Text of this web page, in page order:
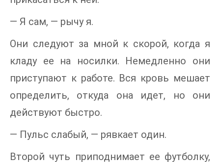
— Я сам, — рычу я.
Они следуют за мной к скорой, когда я
кладу ее на носилки. Немедленно они
приступают к работе. Вся кровь мешает
определить, откуда она идет, но они
действуют быстро.
— Пульс слабый, — рявкает один.
Второй чуть приподнимает ее футболку,